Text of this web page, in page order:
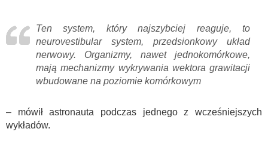
Ten system, który najszybciej reaguje, to
neurovestibular system, przedsionkowy układ
nerwowy. Organizmy, nawet jednokomórkowe,
mają mechanizmy wykrywania wektora grawitacji
wbudowane na poziomie komórkowym
– mówił astronauta podczas jednego z wcześniejszych
wykładów.